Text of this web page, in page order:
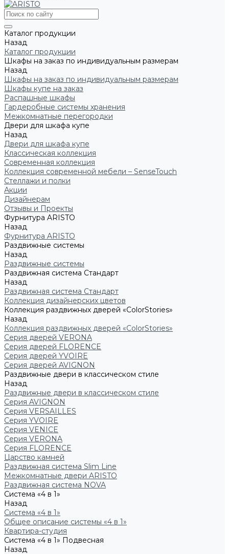
Каталог продукции
Назад
Каталог продукции
Шкафы на заказ по индивидуальным размерам
Назад
Шкафы на заказ по индивидуальным размерам
Шкафы купе на заказ
Распашные шкафы
Гардеробные системы хранения
Межкомнатные перегородки
Двери для шкафа купе
Назад
Двери для шкафа купе
Классическая коллекция
Современная коллекция
Коллекция современной мебели – SenseTouch
Стеллажи и полки
Акции
Дизайнерам
Отзывы и Проекты
Фурнитура ARISTO
Назад
Фурнитура ARISTO
Раздвижные системы
Назад
Раздвижные системы
Раздвижная система Стандарт
Назад
Раздвижная система Стандарт
Коллекция дизайнерских цветов
Коллекция раздвижных дверей «ColorStories»
Назад
Коллекция раздвижных дверей «ColorStories»
Серия дверей VERONA
Серия дверей FLORENCE
Серия дверей YVOIRE
Серия дверей AVIGNON
Раздвижные двери в классическом стиле
Назад
Раздвижные двери в классическом стиле
Серия AVIGNON
Серия VERSAILLES
Серия YVOIRE
Серия VENICE
Серия VERONA
Серия FLORENCE
Царство камней
Раздвижная система Slim Line
Межкомнатные двери ARISTO
Раздвижная система NOVA
Система «4 в 1»
Назад
Система «4 в 1»
Общее описание системы «4 в 1»
Квартира-студия
Система «4 в 1» Подвесная
Назад